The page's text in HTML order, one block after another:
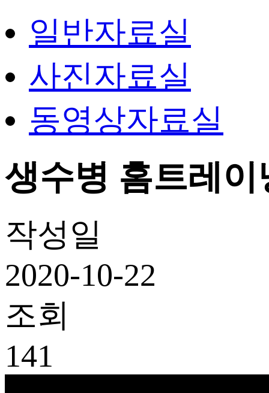
일반자료실
사진자료실
동영상자료실
생수병 홈트레이
작성일
2020-10-22
조회
141